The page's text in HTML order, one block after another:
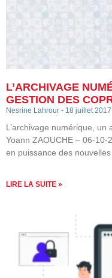
L’ARCHIVAGE
GESTION DES
Nesrine Lahrour 18 juillet 2017
L’archivage numérique,
Yoann ZAOUCHE – 06-10-
en puissance des
LIRE LA SUITE »